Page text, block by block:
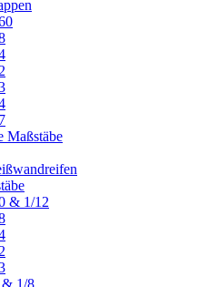
Maßstäbe
& 1/12
& 1/8